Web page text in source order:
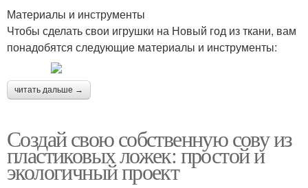
Материалы и инструменты
Чтобы сделать свои игрушки на Новый год из ткани, вам
понадобятся следующие материалы и инструменты:
читать дальше →
Создай свою собственную сову из
пластиковых ложек: простой и
экологичный проект